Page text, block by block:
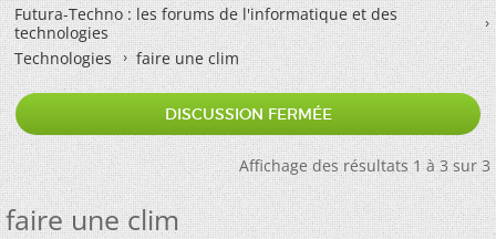
Futura-Techno : les forums de l'informatique et des
technologies
Technologies
faire une clim
DISCUSSION FERMÉE
Affichage des résultats 1 à 3 sur 3
faire une clim